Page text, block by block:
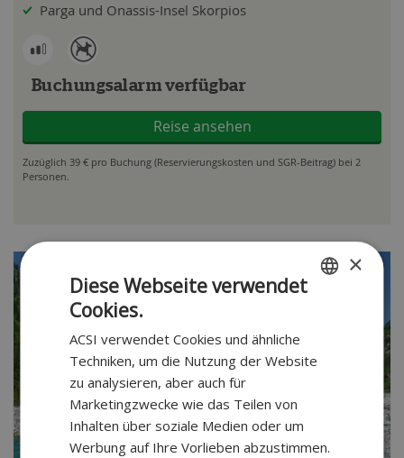
Parga und Onassis-Insel Skorpios
Buchungsalarm verfügbar
Reise ansehen
Zuzüglich 39 € pro Buchung (Reservierungskosten und SGR-Beitrag) bei 2
Personen.
×
Diese Webseite verwendet
Cookies.
ACSI verwendet Cookies und ähnliche
Techniken, um die Nutzung der Website
zu analysieren, aber auch für
Marketingzwecke wie das Teilen von
Inhalten über soziale Medien oder um
Werbung auf Ihre Vorlieben abzustimmen.